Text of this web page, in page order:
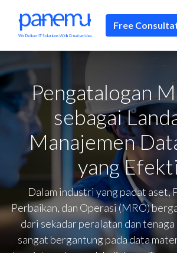
Free
Pengatalogan
sebagai
Manajemen
yang
Dalam industri yang padat aset,
Perbaikan, dan Operasi (MRO)
dari sekadar peralatan dan
sangat bergantung pada data